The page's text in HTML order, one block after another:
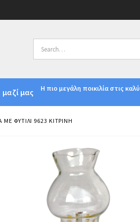
μας Η πιο μεγάλη ποικιλία στις
ΦΥΤΊΛΙ 9623 ΚΊΤΡΙΝΗ